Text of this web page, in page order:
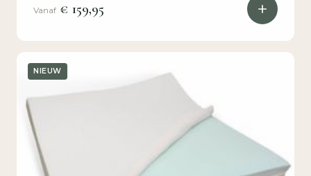
Vanaf € 159,95
NIEUW